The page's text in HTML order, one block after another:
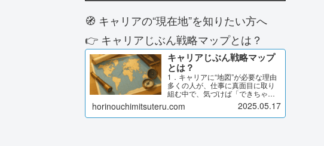
🧭 キャリアの“現在地”を知りたい方へ
👉 キャリアじぶん戦略マップとは？
キャリアじぶん戦略マップ
とは？
1．キャリアに“地図”が必要な理由
多くの人が、仕事に真面目に取り
組む中で、気づけば「できちゃっ
たキャリア」になっていません
か？与えられた役割に応え続けて
いたら、今のポジションにいた評
horinouchimitsuteru.com 2025.05.17